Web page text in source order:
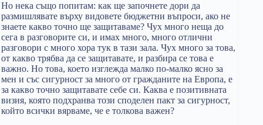
Но нека също попитам: как ще започнете дори да
размишлявате върху видовете бюджетни въпроси, ако не
знаете какво точно ще защитаваме? Чух много неща до
сега в разговорите си, и имах много, много отлични
разговори с много хора тук в тази зала. Чух много за това,
от какво трябва да се защитавате, и разбира се това е
важно. Но това, което изглежда малко по-малко ясно за
мен и със сигурност за много от гражданите на Европа, е
за какво точно защитавате себе си. Каква е позитивната
визия, която подхранва този споделен пакт за сигурност,
който всички вярваме, че е толкова важен?